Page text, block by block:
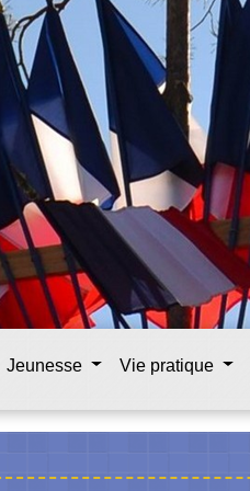
Jeunesse Vie pratique